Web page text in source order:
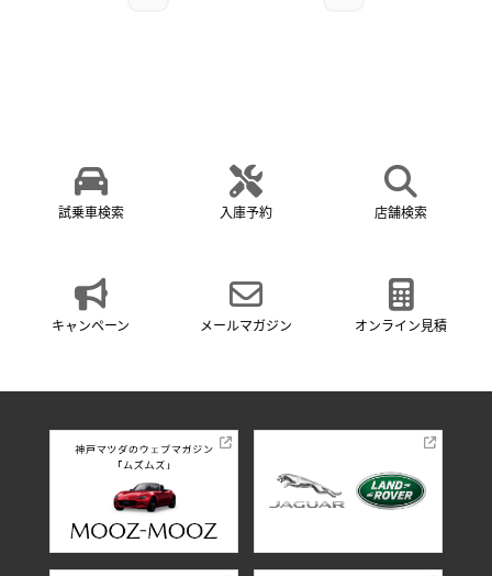
試乗車検索 入庫予約 店舗検索
キャンペーン メールマガジン オンライン見積